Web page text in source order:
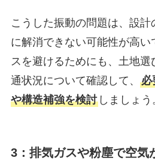
こうした振動の問題は、設
に解消できない可能性が高い
スを避けるためにも、土地選
通状況について確認して、 必
や構造補強を検討しましょう
3：排気ガスや粉塵で空気